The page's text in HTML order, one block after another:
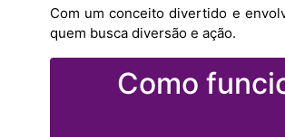
Com um conceito divertido e
quem busca diversão e ação.
Como